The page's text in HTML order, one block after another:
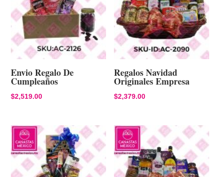
Envio Regalo De
Cumpleaños
$2,519.00
Regalos Navidad
Originales Empresa
$2,379.00